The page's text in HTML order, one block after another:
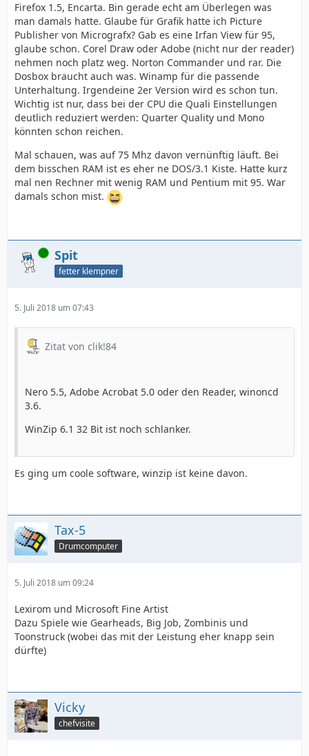
Firefox 1.5, Encarta. Bin gerade echt am Überlegen was
man damals hatte. Glaube für Grafik hatte ich Picture
Publisher von Micrografx? Gab es eine Irfan View für 95,
glaube schon. Corel Draw oder Adobe (nicht nur der reader)
nehmen noch platz weg. Norton Commander und rar. Die
Dosbox braucht auch was. Winamp für die passende
Unterhaltung. Irgendeine 2er Version wird es schon tun.
Wichtig ist nur, dass bei der CPU die Quali Einstellungen
deutlich reduziert werden: Quarter Quality und Mono
könnten schon reichen.
Mal schauen, was auf 75 Mhz davon vernünftig läuft. Bei
dem bisschen RAM ist es eher ne DOS/3.1 Kiste. Hatte kurz
mal nen Rechner mit wenig RAM und Pentium mit 95. War
damals schon mist.
Online Spit
fetter klempner
5. Juli 2018 um 07:43
Zitat von clik!84
Nero 5.5, Adobe Acrobat 5.0 oder den Reader, winoncd
3.6.
WinZip 6.1 32 Bit ist noch schlanker.
Es ging um coole software, winzip ist keine davon.
Tax-5
Drumcomputer
5. Juli 2018 um 09:24
Lexirom und Microsoft Fine Artist
Dazu Spiele wie Gearheads, Big Job, Zombinis und
Toonstruck (wobei das mit der Leistung eher knapp sein
dürfte)
Vicky
chefvisite